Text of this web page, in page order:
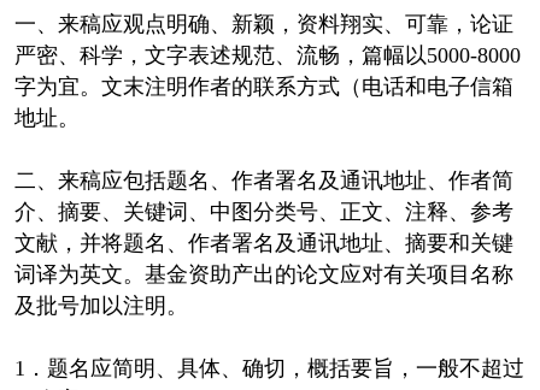
一、来稿应观点明确、新颖，资料翔实、可靠，论证
严密、科学，文字表述规范、流畅，篇幅以5000-8000
字为宜。文末注明作者的联系方式（电话和电子信箱
地址。
二、来稿应包括题名、作者署名及通讯地址、作者简
介、摘要、关键词、中图分类号、正文、注释、参考
文献，并将题名、作者署名及通讯地址、摘要和关键
词译为英文。基金资助产出的论文应对有关项目名称
及批号加以注明。
1．题名应简明、具体、确切，概括要旨，一般不超过